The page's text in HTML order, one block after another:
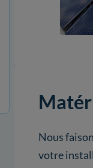
Nous
votre